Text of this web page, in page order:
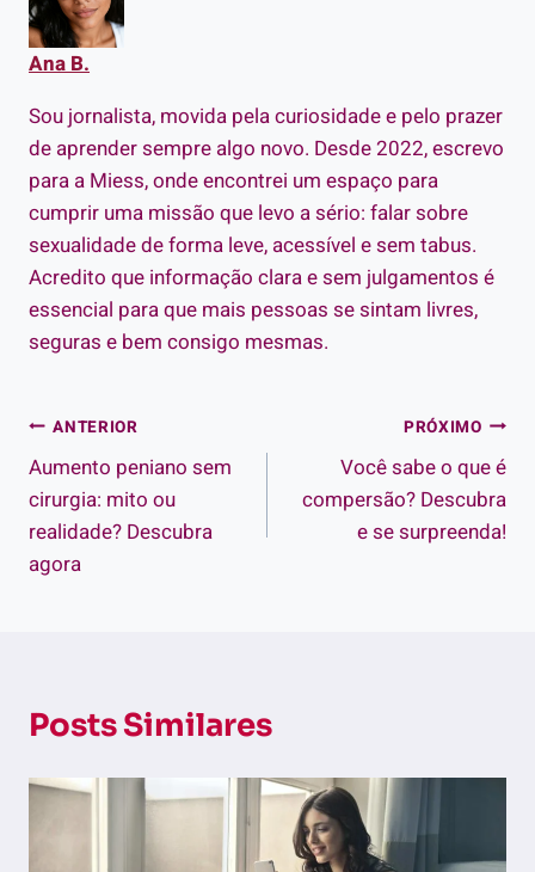
Ana B.
Sou jornalista, movida pela curiosidade e pelo prazer
de aprender sempre algo novo. Desde 2022, escrevo
para a Miess, onde encontrei um espaço para
cumprir uma missão que levo a sério: falar sobre
sexualidade de forma leve, acessível e sem tabus.
Acredito que informação clara e sem julgamentos é
essencial para que mais pessoas se sintam livres,
seguras e bem consigo mesmas.
Navegação
de
Post
ANTERIOR
Aumento peniano sem
cirurgia: mito ou
realidade? Descubra
agora
PRÓXIMO
Você sabe o que é
compersão? Descubra
e se surpreenda!
Posts Similares